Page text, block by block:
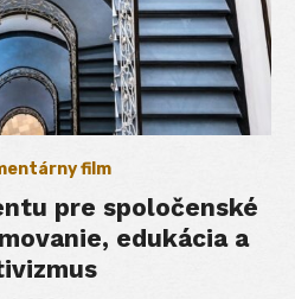
film
pre spoločenské
edukácia a